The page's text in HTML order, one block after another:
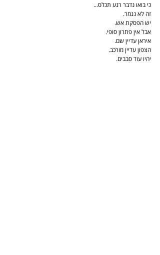
כי בואו נדבר רגע תכלס...
זה לא נגמר.
יש הפסקת אש.
אבל אין פתרון סופי.
איראן עדיין שם.
הצפון עדיין מורכב.
יהיו עוד סבבים.